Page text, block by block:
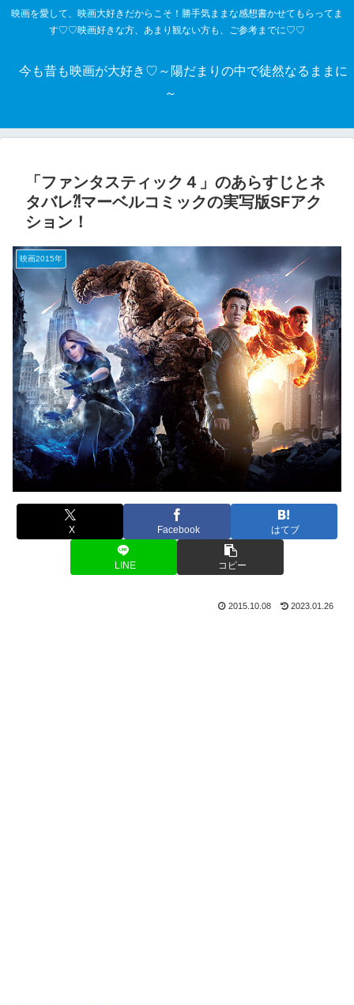
映画を愛して、映画大好きだからこそ！勝手気ままな感想書かせてもらってま
す♡♡映画好きな方、あまり観ない方も、ご参考までに♡♡
今も昔も映画が大好き♡～陽だまりの中で徒然なるままに
～
「ファンタスティック４」のあらすじとネ
タバレ⁈マーベルコミックの実写版SFアク
ション！
映画2015年
X Facebook はてブ
LINE コピー
2015.10.08 2023.01.26